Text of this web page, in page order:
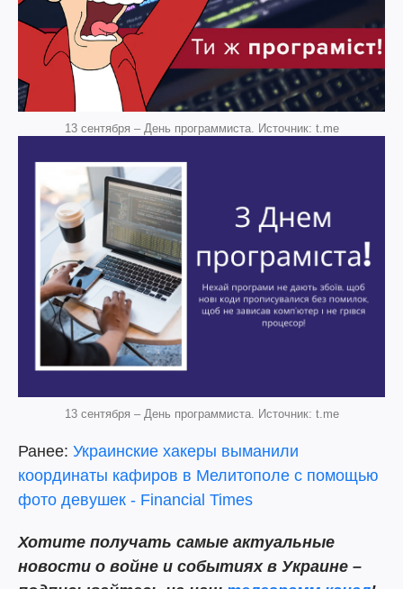
13 сентября – День программиста. Источник: t.me
13 сентября – День программиста. Источник: t.me
Ранее: Украинские хакеры выманили
координаты кафиров в Мелитополе с помощью
фото девушек - Financial Times
Хотите получать самые актуальные
новости о войне и событиях в Украине –